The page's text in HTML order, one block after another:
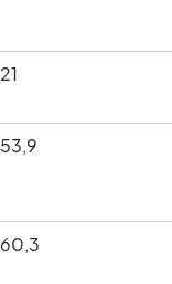
21
53,9
60,3